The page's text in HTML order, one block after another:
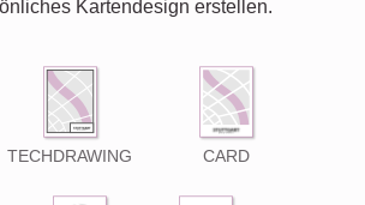
Kartendesign erstellen.
TECHDRAWING CARD